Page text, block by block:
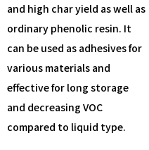
and high char yield as well as
ordinary phenolic resin. It
can be used as adhesives for
various materials and
effective for long storage
and decreasing VOC
compared to liquid type.